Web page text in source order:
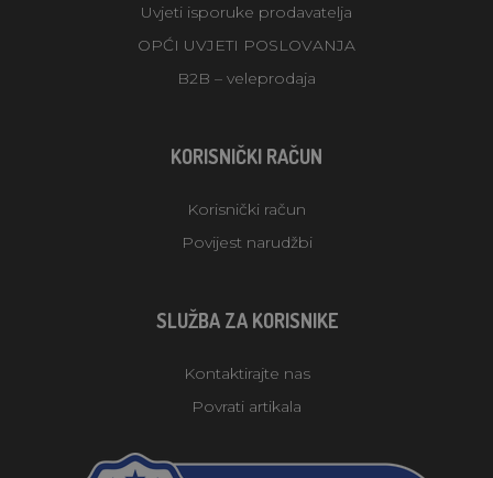
Uvjeti isporuke prodavatelja
OPĆI UVJETI POSLOVANJA
B2B – veleprodaja
KORISNIČKI RAČUN
Korisnički račun
Povijest narudžbi
SLUŽBA ZA KORISNIKE
Kontaktirajte nas
Povrati artikala